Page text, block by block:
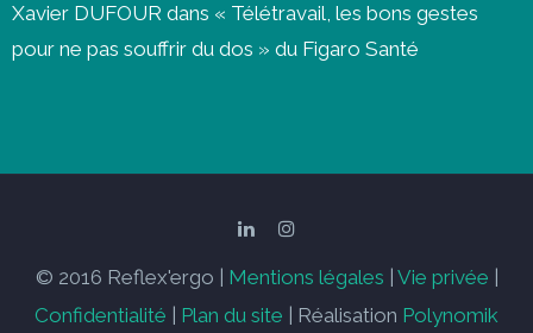
Xavier DUFOUR dans « Télétravail, les bons gestes
pour ne pas souffrir du dos » du Figaro Santé
© 2016 Reflex'ergo | Mentions légales Vie privée
Confidentialité
Plan du site | Réalisation Polynomik